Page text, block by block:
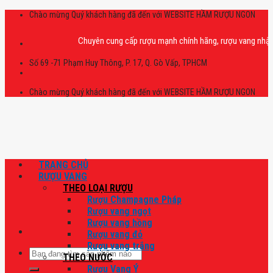
Skip
Chào mừng Quý khách hàng đã đến với WEBSITE HẦM RƯỢU NGON
Chuyên cung cấp rượu mạnh chính hãng, rượu vang nhập
Số 69 -71 Phạm Huy Thông, P. 17, Q. Gò Vấp, TPHCM
Chào mừng Quý khách hàng đã đến với WEBSITE HẦM RƯỢU NGON
Tìm
kiếm:
TRANG CHỦ
RƯỢU VANG
THEO LOẠI RƯỢU
Rượu Champagne Pháp
Rượu vang ngọt
Rượu vang hồng
Rượu vang đỏ
Rượu vang trắng
THEO NƯỚC
Rượu Vang Ý